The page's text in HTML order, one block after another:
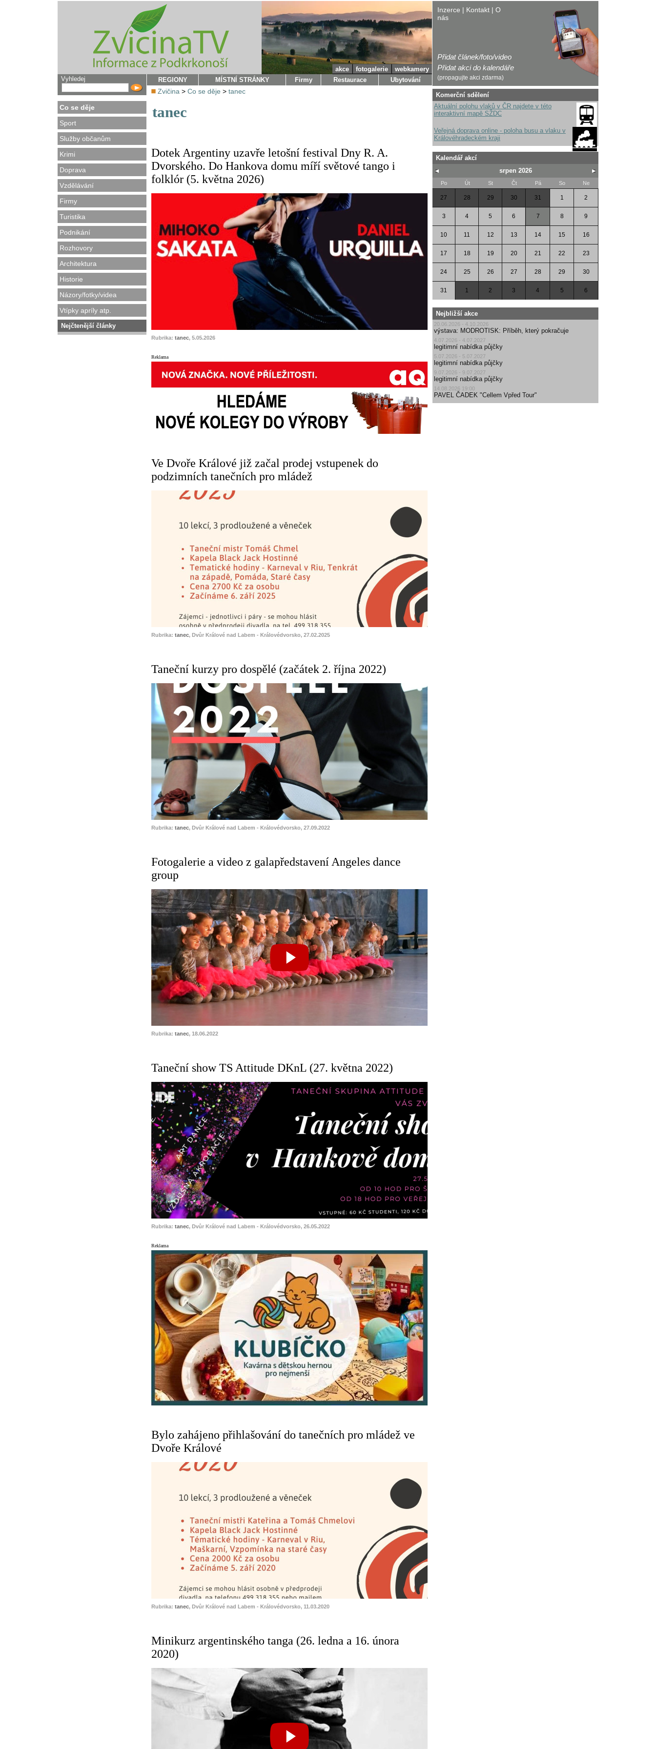
Vyhledej
Co se děje
Sport
Služby občanům
Krimi
Doprava
Vzdělávání
Firmy
Turistika
Podnikání
Rozhovory
Architektura
Historie
Názory/fotky/videa
Vtípky apríly atp.
Nejčtenější články
Inzerce | Kontakt | O
nás
Přidat článek/foto/video
Přidat akci do kalendáře
(propagujte akci zdarma)
akce fotogalerie
webkamery
REGIONY
MÍSTNÍ STRÁNKY Firmy Restaurace Ubytování
Zvičina > Co se děje > tanec
tanec
Dotek Argentiny uzavře letošní festival Dny R. A.
Dvorského. Do Hankova domu míří světové tango i
folklór (5. května 2026)
Rubrika: tanec, 5.05.2026
Reklama
Ve Dvoře Králové již začal prodej vstupenek do
podzimních tanečních pro mládež
Rubrika: tanec, Dvůr Králové nad Labem - Královédvorsko, 27.02.2025
Taneční kurzy pro dospělé (začátek 2. října 2022)
Rubrika: tanec, Dvůr Králové nad Labem - Královédvorsko, 27.09.2022
Fotogalerie a video z galapředstavení Angeles dance
group
Rubrika: tanec, 18.06.2022
Taneční show TS Attitude DKnL (27. května 2022)
Rubrika: tanec, Dvůr Králové nad Labem - Královédvorsko, 26.05.2022
Reklama
Bylo zahájeno přihlašování do tanečních pro mládež ve
Dvoře Králové
Rubrika: tanec, Dvůr Králové nad Labem - Královédvorsko, 11.03.2020
Minikurz argentinského tanga (26. ledna a 16. února
2020)
Komerční sdělení
Aktuální polohu vlaků v ČR najdete v této
interaktivní mapě SŽDC
Veřejná doprava online - poloha busu a vlaku v
Královéhradeckém kraji
Kalendář akcí
srpen 2026
Po Út St Čt Pá So Ne
27 28 29 30 31 1 2
3 4 5 6 7 8 9
10 11 12 13 14 15 16
17 18 19 20 21 22 23
24 25 26 27 28 29 30
31 1 2 3 4 5 6
Nejbližší akce
20.06.2026 - 4.10.2026
výstava: MODROTISK: Příběh, který pokračuje
4.07.2026 - 4.07.2027
legitimní nabídka půjčky
5.07.2026 - 5.07.2027
legitimní nabídka půjčky
9.07.2026 - 9.07.2027
legitimní nabídka půjčky
14.08.2026 19:00
PAVEL ČADEK "Cellem Vpřed Tour"